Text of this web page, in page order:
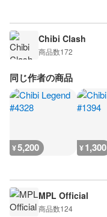
Chibi Clash
商品数172
同じ作者の商品
¥5,200 ¥1,300
MPL Official
商品数124